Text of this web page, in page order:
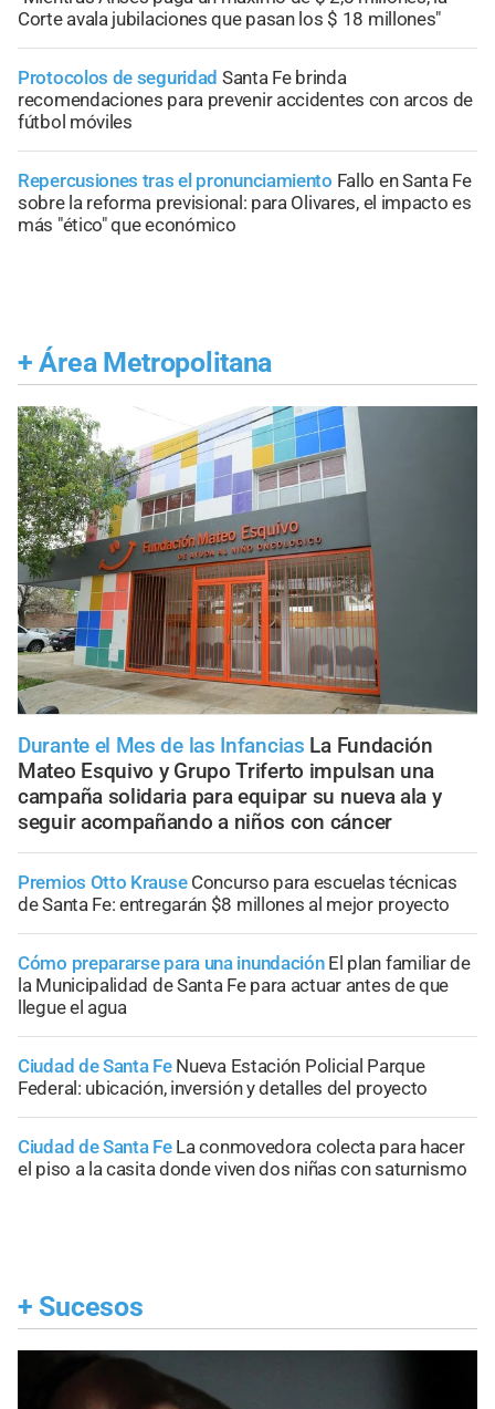
Corte avala jubilaciones que pasan los $ 18 millones"
Protocolos de seguridad Santa Fe brinda
recomendaciones para prevenir accidentes con arcos de
fútbol móviles
Repercusiones tras el pronunciamiento Fallo en Santa Fe
sobre la reforma previsional: para Olivares, el impacto es
más "ético" que económico
+ Área Metropolitana
Durante el Mes de las Infancias La Fundación
Mateo Esquivo y Grupo Triferto impulsan una
campaña solidaria para equipar su nueva ala y
seguir acompañando a niños con cáncer
Premios Otto Krause Concurso para escuelas técnicas
de Santa Fe: entregarán $8 millones al mejor proyecto
Cómo prepararse para una inundación El plan familiar de
la Municipalidad de Santa Fe para actuar antes de que
llegue el agua
Ciudad de Santa Fe Nueva Estación Policial Parque
Federal: ubicación, inversión y detalles del proyecto
Ciudad de Santa Fe La conmovedora colecta para hacer
el piso a la casita donde viven dos niñas con saturnismo
+ Sucesos